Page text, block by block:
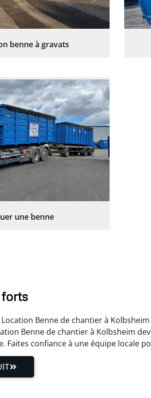
benne à gravats
une benne
Benne de chantier à
Benne de chantier à Kolbsheim
Faites confiance à une équipe locale